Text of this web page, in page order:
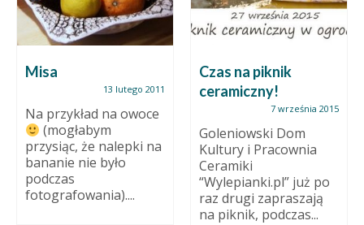
Misa
13 lutego 2011
Na przykład na owoce
(mogłabym
przysiąc, że nalepki na
bananie nie było
podczas
fotografowania)....
Czas na piknik
ceramiczny!
7 września 2015
Goleniowski Dom
Kultury i Pracownia
Ceramiki
“Wylepianki.pl” już po
raz drugi zapraszają
na piknik, podczas...